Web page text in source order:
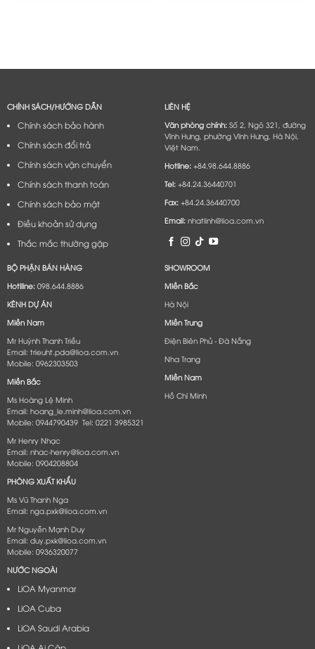
CHÍNH SÁCH/HƯỚNG DẪN
Chính sách bảo hành
Chính sách đổi trả
Chính sách vận chuyển
Chính sách thanh toán
Chính sách bảo mật
Điều khoản sử dụng
Thắc mắc thường gặp
LIÊN HỆ
Văn phòng chính:Số 2, Ngõ 321, đường
Vĩnh Hưng, phường Vĩnh Hưng, Hà Nội,
Việt Nam.
Hotline:+84.98.644.8886
Tel:+84.24.36440701
Fax:+84.24.36440700
Email:nhatlinh@lioa.com.vn
BỘ PHẬN BÁN HÀNG
Hotlline:098.644.8886
KÊNH DỰ ÁN
Miền Nam
Mr Huỳnh Thanh Triều
Email: trieuht.pda@lioa.com.vn
Mobile: 0962303503
Miền Bắc
Ms Hoàng Lệ Minh
Email: hoang_le.minh@lioa.com.vn
Mobile: 0944790439 Tel: 0221 3985321
Mr Henry Nhạc
Email: nhac-henry@lioa.com.vn
Mobile: 0904208804
PHÒNG XUẤT KHẨU
Ms Vũ Thanh Nga
Email: nga.pxk@lioa.com.vn
Mr Nguyễn Mạnh Duy
Email: duy.pxk@lioa.com.vn
Mobile: 0936320077
SHOWROOM
Miền Bắc
Hà Nội
Miền Trung
Điện Biên Phủ - Đà Nẵng​
Nha Trang
Miền Nam
Hồ Chí Minh
NƯỚC NGOÀI
LiOA Myanmar
LiOA Cuba
LiOA Saudi Arabia